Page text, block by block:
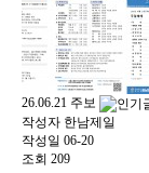
26.06.21 주보
작성자 한남제일
작성일 06-20
조회 209